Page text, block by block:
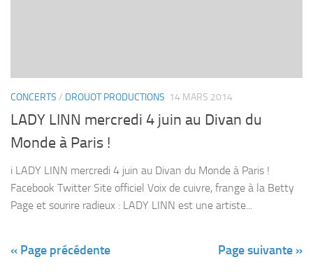
CONCERTS / DROUOT PRODUCTIONS 14 MARS 2014
LADY LINN mercredi 4 juin au Divan du
Monde à Paris !
i LADY LINN mercredi 4 juin au Divan du Monde à Paris !
Facebook Twitter Site officiel Voix de cuivre, frange à la Betty
Page et sourire radieux : LADY LINN est une artiste...
« Page précédente Page suivante »